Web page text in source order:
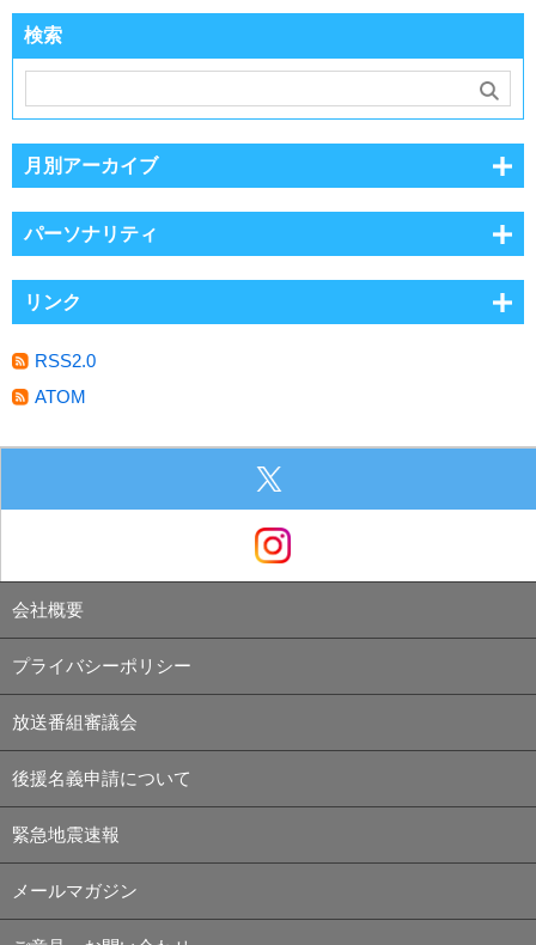
検索
月別アーカイブ
パーソナリティ
リンク
RSS2.0
ATOM
会社概要
プライバシーポリシー
放送番組審議会
後援名義申請について
緊急地震速報
メールマガジン